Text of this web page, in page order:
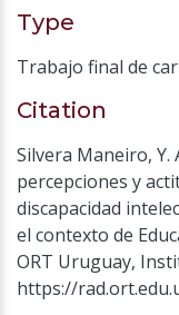
Type
Trabajo final de
Citation
Silvera Maneiro, Y.
percepciones y
discapacidad
el contexto de
ORT Uruguay,
https://